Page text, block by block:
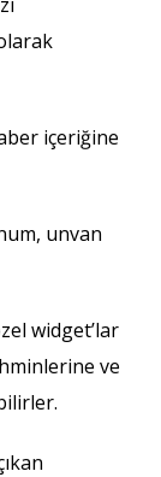
içeriğine
unvan
widget’lar
ve